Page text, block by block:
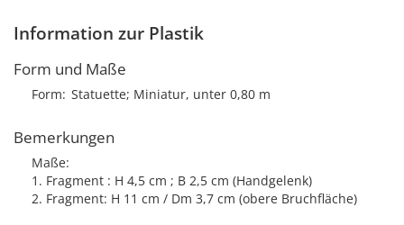
Information zur Plastik
Form und Maße
Form Statuette; Miniatur, unter 0,80 m
Bemerkungen
Maße:
1. Fragment : H 4,5 cm ; B 2,5 cm (Handgelenk)
2. Fragment: H 11 cm / Dm 3,7 cm (obere Bruchfläche)